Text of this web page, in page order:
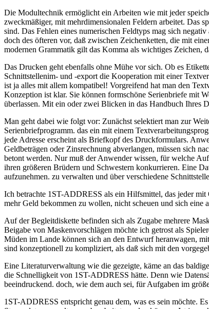
Die Modultechnik ermöglicht ein Arbeiten wie mit jeder
zweckmäßiger, mit mehrdimensionalen Feldern arbeitet. Das
sind. Das Fehlen eines numerischen Feldtyps mag sich
doch des öfteren vor, daß zwischen Zeichenketten, die mit
modernen Grammatik gilt das Komma als wichtiges Zeichen,
Das Drucken geht ebenfalls ohne Mühe vor sich. Ob es
Schnittstellenim- und -export die Kooperation mit einer
ist ja alles mit allem kompatibel! Vorgreifend hat man den
Konzeption ist klar. Sie können formschöne Serienbriefe mit
überlassen. Mit ein oder zwei Blicken in das Handbuch Ihres
Man geht dabei wie folgt vor: Zunächst selektiert man zur
Serienbriefprogramm. das ein mit einem
jede Adresse erscheint als Briefkopf des Druckformulars.
Geldbeträgen oder Zinsrechnung abverlangen, müssen sich
betont werden. Nur muß der Anwender wissen, für welche
ihren größeren Brüdern und Schwestern konkurrieren. Eine
aufzunehmen. zu verwalten und über verschiedene
Ich betrachte 1ST-ADDRESS als ein Hilfsmittel, das jeder
mehr Geld bekommen zu wollen, nicht scheuen und sich eine
Auf der Begleitdiskette befinden sich als Zugabe mehrere
Beigabe von Maskenvorschlägen möchte ich getrost als
Müden im Lande können sich an den Entwurf heranwagen,
sind konzeptionell zu kompliziert, als daß sich mit den
Eine Literaturverwaltung wie die gezeigte, käme an das
die Schnelligkeit von 1ST-ADDRESS hätte. Denn wie
beeindruckend. doch, wie dem auch sei, für Aufgaben im
1ST-ADDRESS entspricht genau dem, was es sein möchte.